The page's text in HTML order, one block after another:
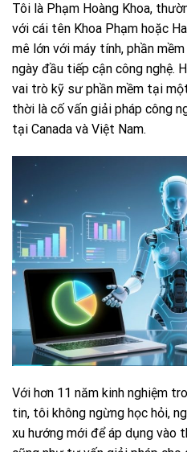
Tôi là Phạm Hoàng Khoa,
với cái tên Khoa Phạm hoặc
mê lớn với máy tính, phần
ngày đầu tiếp cận công nghệ.
vai trò kỹ sư phần mềm tại
thời là cố vấn giải pháp công
tại Canada và Việt Nam.
Với hơn 11 năm kinh nghiệm
tin, tôi không ngừng học hỏi,
xu hướng mới để áp dụng vào